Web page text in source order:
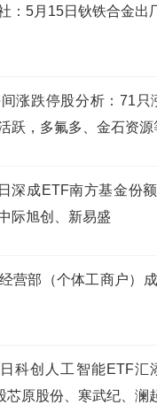
：5月15日钬铁合金出
间涨跌停股分析：71
跃，多氟多、金石资
深成ETF南方基金份
际旭创、新易盛
营部（个体工商户）
科创人工智能ETF汇
芯原股份、寒武纪、澜